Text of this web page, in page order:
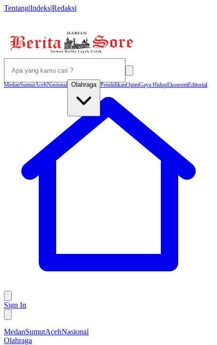
Tentang|Indeks|Redaksi
MedanSumutAcehNasional Olahraga PendidikanOpiniGaya HidupEkonomiEditorial
Sign In
MedanSumutAcehNasional
Olahraga